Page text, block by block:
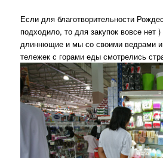
Если для благотворительности
подходило, то для закупок вовсе нет
длиннющие и мы со своими ведрами
тележек с горами еды смотрелись